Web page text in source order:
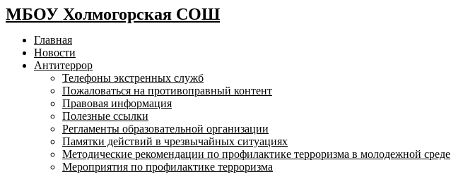
МБОУ Холмогорская СОШ
Главная
Новости
Антитеррор
Телефоны экстренных служб
Пожаловаться на противоправный контент
Правовая информация
Полезные ссылки
Регламенты образовательной организации
Памятки действий в чрезвычайных ситуациях
Методические рекомендации по профилактике терроризма в молодежной среде
Мероприятия по профилактике терроризма